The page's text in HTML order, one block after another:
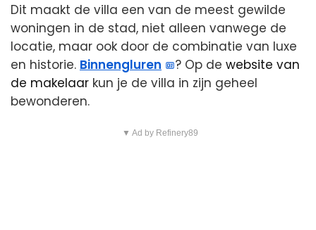
Dit maakt de villa een van de meest gewilde
woningen in de stad, niet alleen vanwege de
locatie, maar ook door de combinatie van luxe
en historie. Binnengluren ? Op dewebsite van
de makelaar kun je de villa in zijn geheel
bewonderen.
▼ Ad by Refinery89